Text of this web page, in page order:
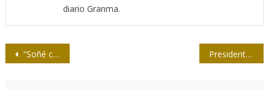
diario Granma.
Navegación
“Soñé con hacer un periodismo humano y creo que lo hice” Presidente de Cuba expresa condolencias por muerte de Elio Menéndez